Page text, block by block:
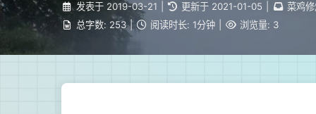
发表于 2019-03-21 更新于 2021-01-05
菜鸡
总字数: 253 | 阅读时长: 1分钟 浏览量: 3